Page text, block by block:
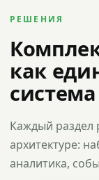
РЕШЕНИЯ
как
система
Каждый раздел
архитектуре:
аналитика,